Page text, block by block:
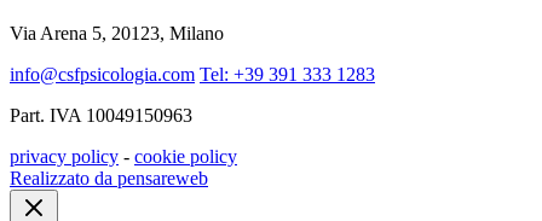
Via Arena 5, 20123, Milano
info@csfpsicologia.com Tel: +39 391 333 1283
Part. IVA 10049150963
privacy policy - cookie policy
Realizzato da pensareweb